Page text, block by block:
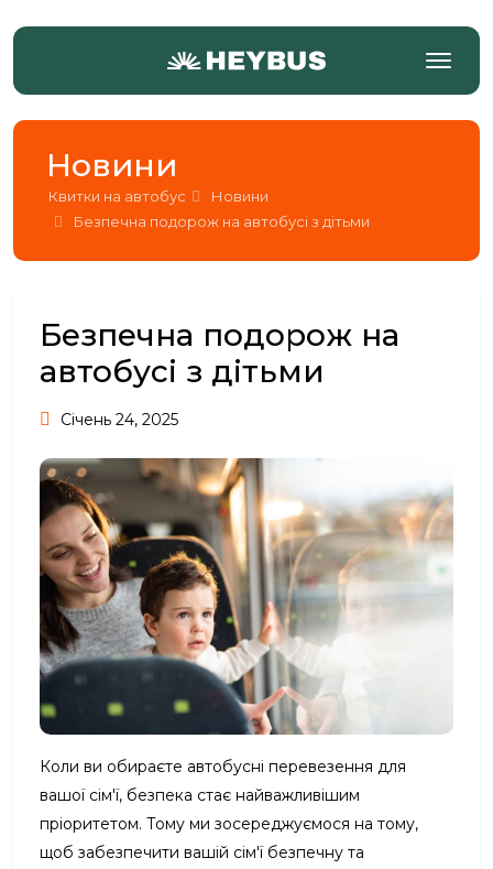
Новини
Квитки на автобус
Новини
Безпечна подорож на автобусі з дітьми
Безпечна подорож на
автобусі з дітьми
Січень 24, 2025
Коли ви обираєте автобусні перевезення для
вашої сім'ї, безпека стає найважливішим
пріоритетом. Тому ми зосереджуємося на тому,
щоб забезпечити вашій сім'ї безпечну та